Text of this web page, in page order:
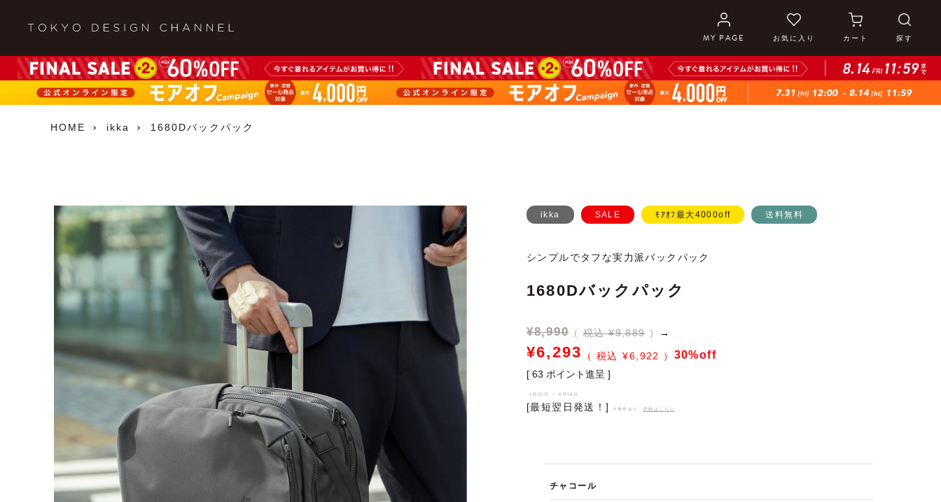
MY PAGE お気に入り カート 探す
HOME ikka 1680Dバックパック
ikka SALE ﾓｱｵﾌ最大4000off 送料無料
シンプルでタフな実力派バックパック
1680Dバックパック
¥8,990 税込 ¥9,889 →
¥6,293 ¥6,922 30%off
[ 63 ポイント進呈 ]
1月21日 ～ 6月18日
[最短翌日発送！] ※条件あり、 詳細はこちら
チャコール